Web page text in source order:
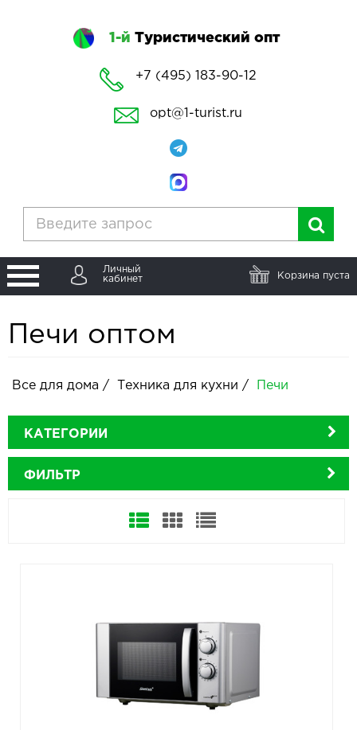
1-й Туристический опт
+7 (495) 183-90-12
opt@1-turist.ru
Личный
кабинет
Корзина пуста
Печи оптом
Все для дома / Техника для кухни / Печи
КАТЕГОРИИ
ФИЛЬТР